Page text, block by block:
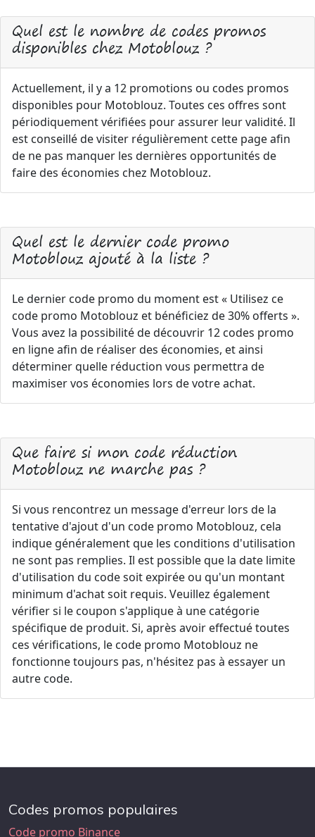
Quel est le nombre de codes promos
disponibles chez Motoblouz ?
Actuellement, il y a 12 promotions ou codes promos
disponibles pour Motoblouz. Toutes ces offres sont
périodiquement vérifiées pour assurer leur validité. Il
est conseillé de visiter régulièrement cette page afin
de ne pas manquer les dernières opportunités de
faire des économies chez Motoblouz.
Quel est le dernier code promo
Motoblouz ajouté à la liste ?
Le dernier code promo du moment est « Utilisez ce
code promo Motoblouz et bénéficiez de 30% offerts ».
Vous avez la possibilité de découvrir 12 codes promo
en ligne afin de réaliser des économies, et ainsi
déterminer quelle réduction vous permettra de
maximiser vos économies lors de votre achat.
Que faire si mon code réduction
Motoblouz ne marche pas ?
Si vous rencontrez un message d'erreur lors de la
tentative d'ajout d'un code promo Motoblouz, cela
indique généralement que les conditions d'utilisation
ne sont pas remplies. Il est possible que la date limite
d'utilisation du code soit expirée ou qu'un montant
minimum d'achat soit requis. Veuillez également
vérifier si le coupon s'applique à une catégorie
spécifique de produit. Si, après avoir effectué toutes
ces vérifications, le code promo Motoblouz ne
fonctionne toujours pas, n'hésitez pas à essayer un
autre code.
Codes promos populaires
Code promo Binance